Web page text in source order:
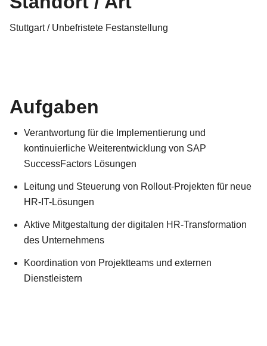
Stuttgart / Unbefristete Festanstellung
Aufgaben
Verantwortung für die Implementierung und
kontinuierliche Weiterentwicklung von SAP
SuccessFactors Lösungen
Leitung und Steuerung von Rollout-Projekten für neue
HR-IT-Lösungen
Aktive Mitgestaltung der digitalen HR-Transformation
des Unternehmens
Koordination von Projektteams und externen
Dienstleistern